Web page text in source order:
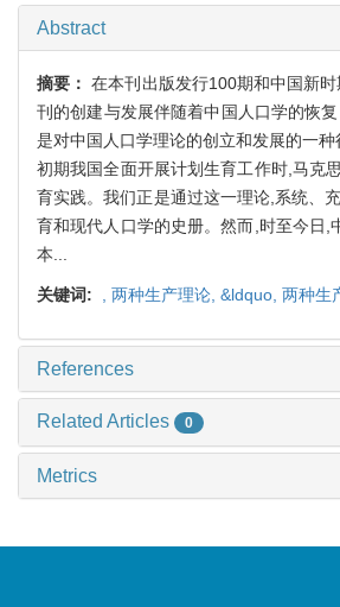
Abstract
摘要：在本刊出版发行100期和中国新
刊的创建与发展伴随着中国人口学的恢
是对中国人口学理论的创立和发展的一
初期我国全面开展计划生育工作时,马克
育实践。我们正是通过这一理论,系统、
育和现代人口学的史册。然而,时至今日,
本...
关键词: 两种生产理论, &ldquo, 两种生
References
Related Articles 0
Metrics